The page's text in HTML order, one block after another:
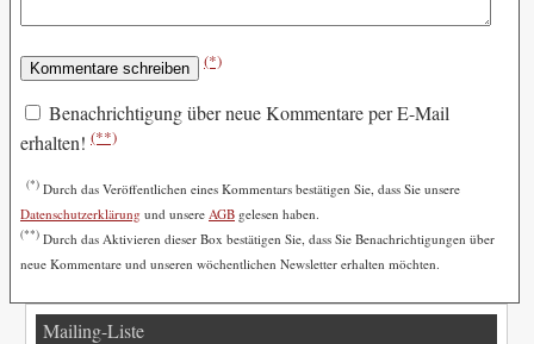
(*)
Benachrichtigung über neue Kommentare per E-Mail
erhalten! (**)
(*) Durch das Veröffentlichen eines Kommentars bestätigen Sie, dass Sie unsere
Datenschutzerklärung und unsere AGB gelesen haben.
(**) Durch das Aktivieren dieser Box bestätigen Sie, dass Sie Benachrichtigungen über
neue Kommentare und unseren wöchentlichen Newsletter erhalten möchten.
Mailing-Liste